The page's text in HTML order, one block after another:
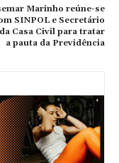
Marinho reúne-se
SINPOL e Secretário
Casa Civil para tratar
a pauta da Previdência